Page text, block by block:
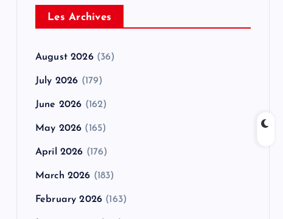
Les Archives
August 2026(36)
July 2026 (179)
June 2026 (162)
May 2026 (165)
April 2026 (176)
March 2026 (183)
February 2026 (163)